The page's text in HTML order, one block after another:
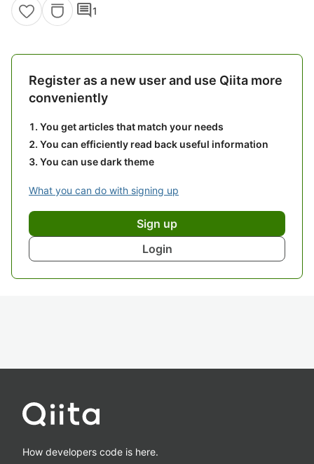
comment1
Register as a new user and use Qiita more
conveniently
You get articles that match your needs
You can efficiently read back useful information
You can use dark theme
What you can do with signing up
Sign up
Login
How developers code is here.